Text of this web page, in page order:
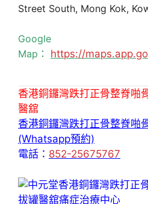
Street South, Mong Kok,
Google
Map： https://
香港銅鑼灣跌打正骨整脊啪
醫舘
香港銅鑼灣跌打正骨整脊啪
(Whatsapp預約)
電話： 852-25675767